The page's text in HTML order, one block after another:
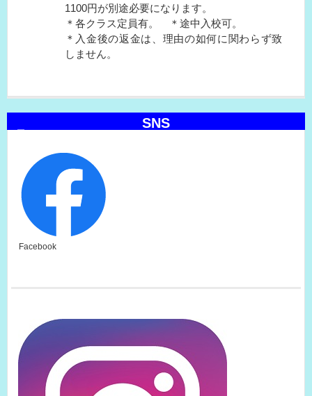
1100円が別途必要になります。
＊各クラス定員有。 ＊途中入校可。
＊入金後の返金は、理由の如何に関わらず致
しません。
SNS
Facebook